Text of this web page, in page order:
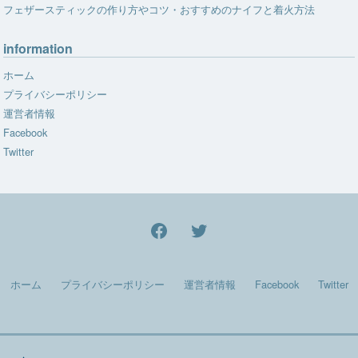
フェザースティックの作り方やコツ・おすすめのナイフと着火方法
information
ホーム
プライバシーポリシー
運営者情報
Facebook
Twitter
facebook
ホーム プライバシーポリシー 運営者情報 Facebook Twitter